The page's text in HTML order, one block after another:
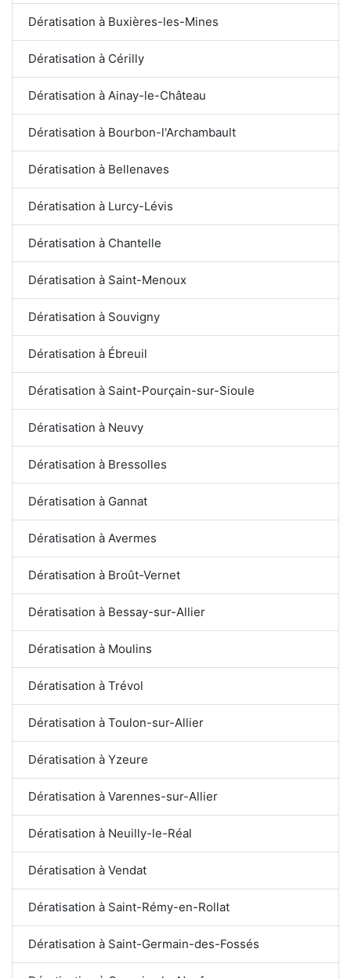
Dératisation à Buxières-les-Mines
Dératisation à Cérilly
Dératisation à Ainay-le-Château
Dératisation à Bourbon-l'Archambault
Dératisation à Bellenaves
Dératisation à Lurcy-Lévis
Dératisation à Chantelle
Dératisation à Saint-Menoux
Dératisation à Souvigny
Dératisation à Ébreuil
Dératisation à Saint-Pourçain-sur-Sioule
Dératisation à Neuvy
Dératisation à Bressolles
Dératisation à Gannat
Dératisation à Avermes
Dératisation à Broût-Vernet
Dératisation à Bessay-sur-Allier
Dératisation à Moulins
Dératisation à Trévol
Dératisation à Toulon-sur-Allier
Dératisation à Yzeure
Dératisation à Varennes-sur-Allier
Dératisation à Neuilly-le-Réal
Dératisation à Vendat
Dératisation à Saint-Rémy-en-Rollat
Dératisation à Saint-Germain-des-Fossés